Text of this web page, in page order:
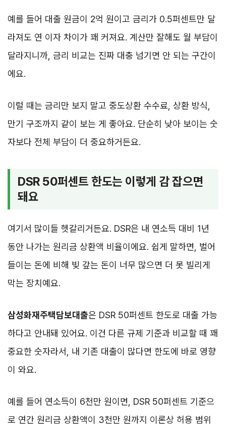
예를 들어 대출 원금이 2억 원이고 금리가 0.5퍼센트만 달
라져도 연 이자 차이가 꽤 커져요. 계산만 잘해도 월 부담이
달라지니까, 금리 비교는 진짜 대충 넘기면 안 되는 구간이
에요.
이럴 때는 금리만 보지 말고 중도상환 수수료, 상환 방식,
만기 구조까지 같이 보는 게 좋아요. 단순히 낮아 보이는 숫
자보다 전체 부담이 더 중요하거든요.
DSR 50퍼센트 한도는 이렇게 감 잡으면
돼요
여기서 많이들 헷갈리거든요. DSR은 내 연소득 대비 1년
동안 나가는 원리금 상환액 비율이에요. 쉽게 말하면, 벌어
들이는 돈에 비해 빚 갚는 돈이 너무 많으면 더 못 빌리게
막는 장치예요.
삼성화재주택담보대출은 DSR 50퍼센트 한도로 대출 가능
하다고 안내돼 있어요. 이건 다른 규제 기준과 비교할 때 꽤
중요한 숫자라서, 내 기존 대출이 많다면 한도에 바로 영향
이 와요.
예를 들어 연소득이 6천만 원이면, DSR 50퍼센트 기준으
로 연간 원리금 상환액이 3천만 원까지 이론상 허용 범위